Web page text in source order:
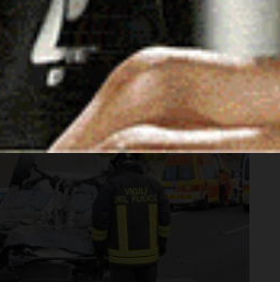
mattinata…
WhatsApp
Telegram
EmailThreads